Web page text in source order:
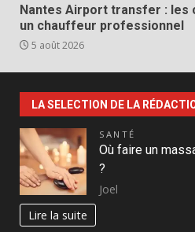
Nantes Airport transfer :
un chauffeur professionnel
5 août 2026
LA SELECTION DE LA
SANTÉ
Où faire un
?
Joel
Lire la suite